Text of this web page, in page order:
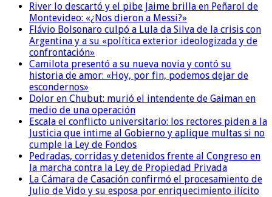
River lo descartó y el pibe Jaime brilla en Peñarol de
Montevideo: «¿Nos dieron a Messi?»
Flávio Bolsonaro culpó a Lula da Silva de la crisis con
Argentina y a su «política exterior ideologizada y de
confrontación»
Camilota presentó a su nueva novia y contó su
historia de amor: «Hoy, por fin, podemos dejar de
escondernos»
Dolor en Chubut: murió el intendente de Gaiman en
medio de una operación
Escala el conflicto universitario: los rectores piden a la
Justicia que intime al Gobierno y aplique multas si no
cumple la Ley de Fondos
Pedradas, corridas y detenidos frente al Congreso en
la marcha contra la Ley de Propiedad Privada
La Cámara de Casación confirmó el procesamiento de
Julio de Vido y su esposa por enriquecimiento ilícito